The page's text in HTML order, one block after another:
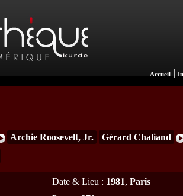
Accueil
Archie Roosevelt, Jr.
Gérard Chaliand
Date & Lieu : 1981, Paris